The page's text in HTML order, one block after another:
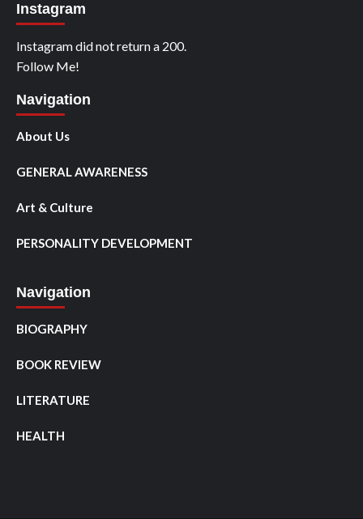
Instagram
Instagram did not return a 200.
Follow Me!
Navigation
About Us
GENERAL AWARENESS
Art & Culture
PERSONALITY DEVELOPMENT
Navigation
BIOGRAPHY
BOOK REVIEW
LITERATURE
HEALTH